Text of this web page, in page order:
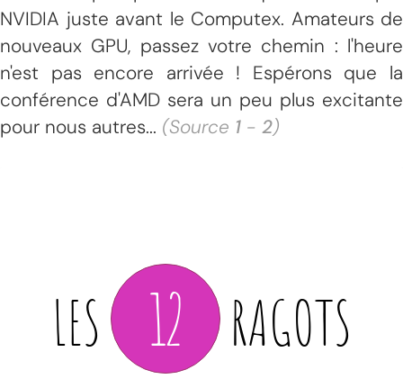
NVIDIA juste avant le Computex. Amateurs de
nouveaux GPU, passez votre chemin : l'heure
n'est pas encore arrivée ! Espérons que la
conférence d'AMD sera un peu plus excitante
pour nous autres... (Source 1 - 2)
LES 12 RAGOTS